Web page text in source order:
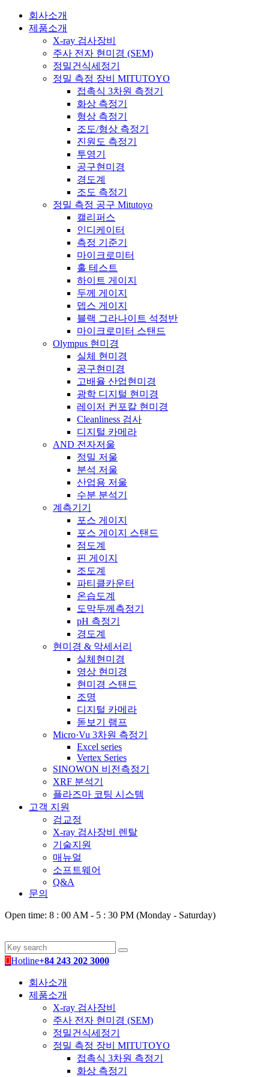
회사소개
제품소개
X-ray 검사장비
주사 전자 현미경 (SEM)
정밀건식세정기
정밀 측정 장비 MITUTOYO
접촉식 3차원 측정기
화상 측정기
형상 측정기
조도/형상 측정기
진원도 측정기
투영기
공구현미경
경도계
조도 측정기
정밀 측정 공구 Mitutoyo
캘리퍼스
인디케이터
측정 기준기
마이크로미터
홀 테스트
하이트 게이지
두께 게이지
뎁스 게이지
블랙 그라나이트 석정반
마이크로미터 스탠드
Olympus 현미경
실체 현미경
공구현미경
고배율 산업현미경
광학 디지털 현미경
레이저 컨포칼 현미경
Cleanliness 검사
디지털 카메라
AND 전자저울
정밀 저울
분석 저울
산업용 저울
수분 분석기
계측기기
포스 게이지
포스 게이지 스탠드
점도계
핀 게이지
조도계
파티클카운터
온습도계
도막두께측정기
pH 측정기
경도계
현미경 & 악세서리
실체현미경
영상 현미경
현미경 스탠드
조명
디지털 카메라
돋보기 램프
Micro·Vu 3차원 측정기
Excel series
Vertex Series
SINOWON 비전측정기
XRF 분석기
플라즈마 코팅 시스템
고객 지원
검교정
X-ray 검사장비 렌탈
기술지원
매뉴얼
소프트웨어
Q&A
문의
Open time: 8 : 00 AM - 5 : 30 PM (Monday - Saturday)
Hotline+84 243 202 3000
회사소개
제품소개
X-ray 검사장비
주사 전자 현미경 (SEM)
정밀건식세정기
정밀 측정 장비 MITUTOYO
접촉식 3차원 측정기
화상 측정기